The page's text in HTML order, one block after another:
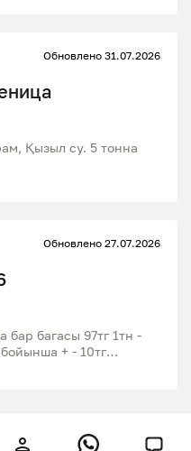
Обновлено 31.07.2026
Қызыл су. 5 тонна
Обновлено 27.07.2026
бар багасы 97тг 1тн -
бойынша + - 10тг